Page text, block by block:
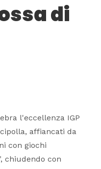
di
l'eccellenza IGP
affiancati da
con giochi
chiudendo con